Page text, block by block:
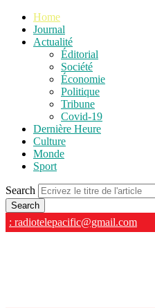
Home
Journal
Actualité
Éditorial
Société
Économie
Politique
Tribune
Covid-19
Dernière Heure
Culture
Monde
Sport
Search
: radiotelepacific@gmail.com